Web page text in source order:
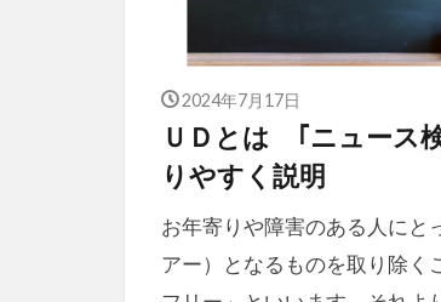
2024年7月17日
ＵＤとは ｢ニュース
りやすく説明
お年寄りや障害のある人にと
アー）となるものを取り除く